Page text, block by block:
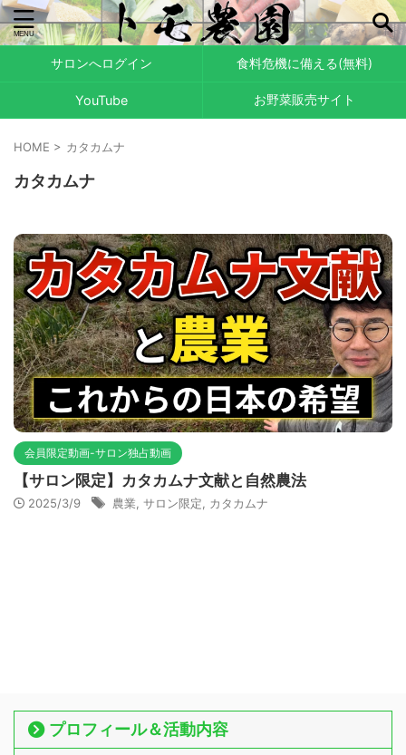
サロンへログイン 食料危機に備える(無料)
YouTube お野菜販売サイト
HOME > カタカムナ
カタカムナ
会員限定動画-サロン独占動画
【サロン限定】カタカムナ文献と自然農法
2025/3/9 農業, サロン限定, カタカムナ
プロフィール＆活動内容